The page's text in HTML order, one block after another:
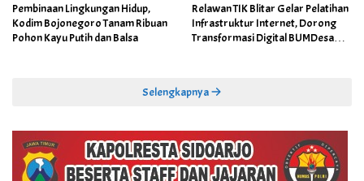
Pembinaan Lingkungan Hidup,
Kodim Bojonegoro Tanam Ribuan
Pohon Kayu Putih dan Balsa
Relawan TIK Blitar Gelar Pelatihan
Infrastruktur Internet, Dorong
Transformasi Digital BUMDesa
Selengkapnya